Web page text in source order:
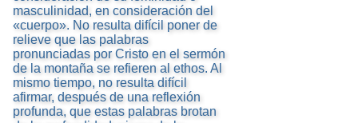
masculinidad, en consideración del
«cuerpo». No resulta difícil poner de
relieve que las palabras
pronunciadas por Cristo en el sermón
de la montaña se refieren al ethos. Al
mismo tiempo, no resulta difícil
afirmar, después de una reflexión
profunda, que estas palabras brotan